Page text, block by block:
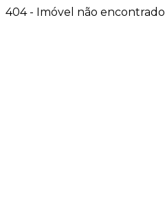
404 - Imóvel não encontrado